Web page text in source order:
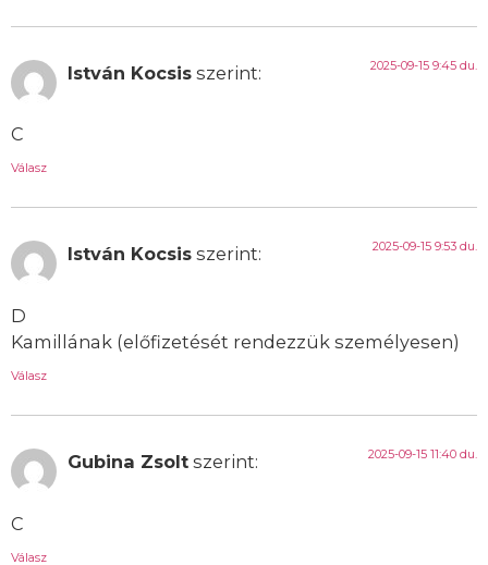
István Kocsis szerint: 2025-09-15 9:45 du.
C
Válasz
István Kocsis szerint: 2025-09-15 9:53 du.
D
Kamillának (előfizetését rendezzük személyesen)
Válasz
Gubina Zsolt szerint: 2025-09-15 11:40 du.
C
Válasz